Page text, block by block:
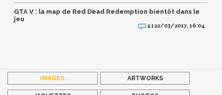
GTA V : la map de Red Dead Redemption bientôt dans le
jeu
5 | 22/03/2017, 16:04
IMAGES ARTWORKS